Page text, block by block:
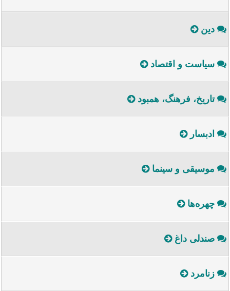
دین
سیاست و اقتصاد
تاریخ، فرهنگ، همبود
ادبسار
موسیقی و سینما
چهره‌ها
صندلی داغ
زنامرد